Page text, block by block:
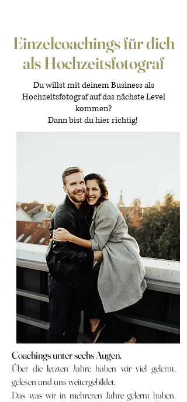
Einzelcoachings für dich
als Hochzeitsfotograf
Du willst mit deinem Business als
Hochzeitsfotograf auf das nächste Level
kommen?
Dann bist du hier richtig!
Coachings unter sechs Augen.
Über die letzten Jahre haben wir viel gelernt,
gelesen und uns weitergebildet.
Das was wir in mehreren Jahre gelernt haben,